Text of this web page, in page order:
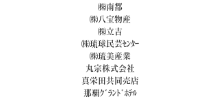
㈱南都
㈱八宝物産
㈱立吉
㈱琉球民芸ｾﾝﾀｰ
㈱琉美産業
丸宗株式会社
真栄田共同売店
那覇ｸﾞﾗﾝﾄﾞﾎﾃﾙ